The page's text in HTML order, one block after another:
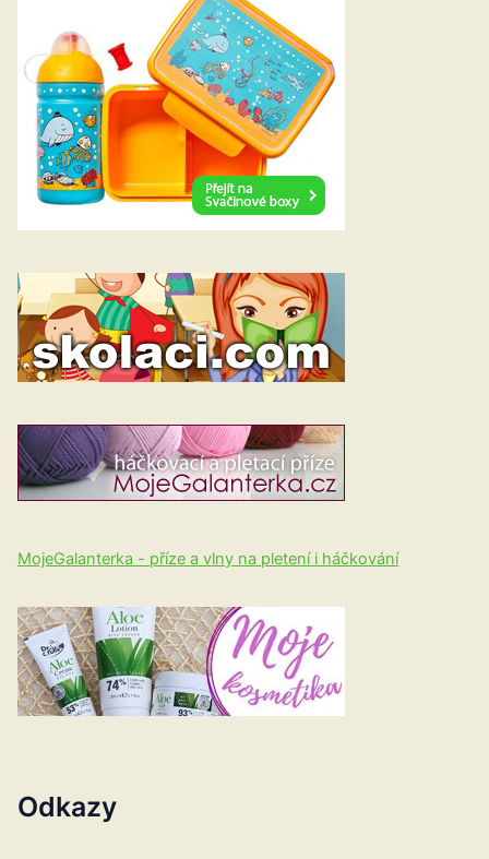
MojeGalanterka - příze a vlny na pletení i háčkování
Odkazy